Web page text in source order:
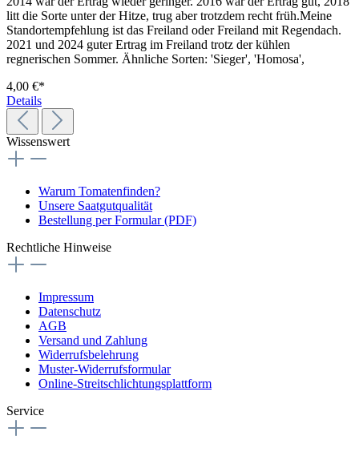
litt die Sorte unter der Hitze, trug aber trotzdem recht früh.Meine
Standortempfehlung ist das Freiland oder Freiland mit Regendach.
2021 und 2024 guter Ertrag im Freiland trotz der kühlen
regnerischen Sommer. Ähnliche Sorten: 'Sieger', 'Homosa',
4,00 €*
Details
Wissenswert
Warum Tomatenfinden?
Unsere Saatgutqualität
Bestellung per Formular (PDF)
Rechtliche Hinweise
Impressum
Datenschutz
AGB
Versand und Zahlung
Widerrufsbelehrung
Muster-Widerrufsformular
Online-Streitschlichtungsplattform
Service